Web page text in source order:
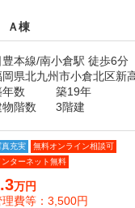
Ａ棟
豊本線/南小倉駅 徒歩6分
岡県北九州市小倉北区新
年数
築19年
物階数
3階建
真充実
無料オンライン相談可
ンターネット無料
万円
理費等：3,500円